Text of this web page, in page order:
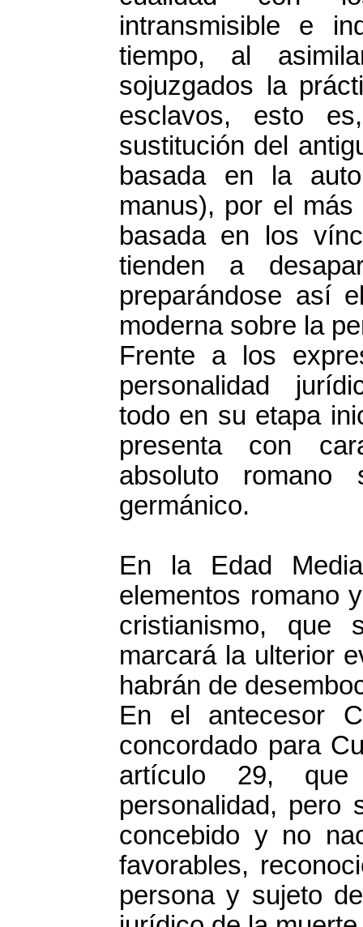
intransmisible e
tiempo, al
sojuzgados la
esclavos, esto
sustitución del
basada en la
manus), por el
basada en los
tienden a
preparándose así
moderna sobre la
Frente a los
personalidad
todo en su etapa
presenta con
absoluto
germánico.
En la Edad
elementos romano
cristianismo, que
marcará la ulterior
habrán de
En el antecesor
concordado para
artículo 29,
personalidad,
concebido y no
favorables,
persona y sujeto